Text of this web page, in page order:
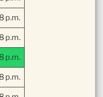
p.m.
p.m.
p.m.
p.m.